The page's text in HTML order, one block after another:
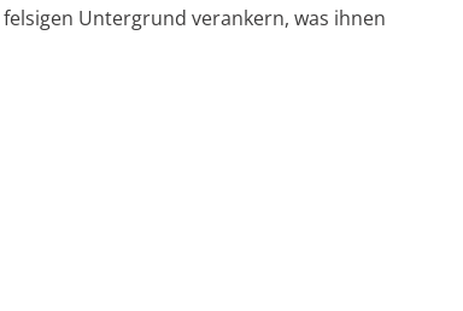
Untergrund verankern, was ihnen